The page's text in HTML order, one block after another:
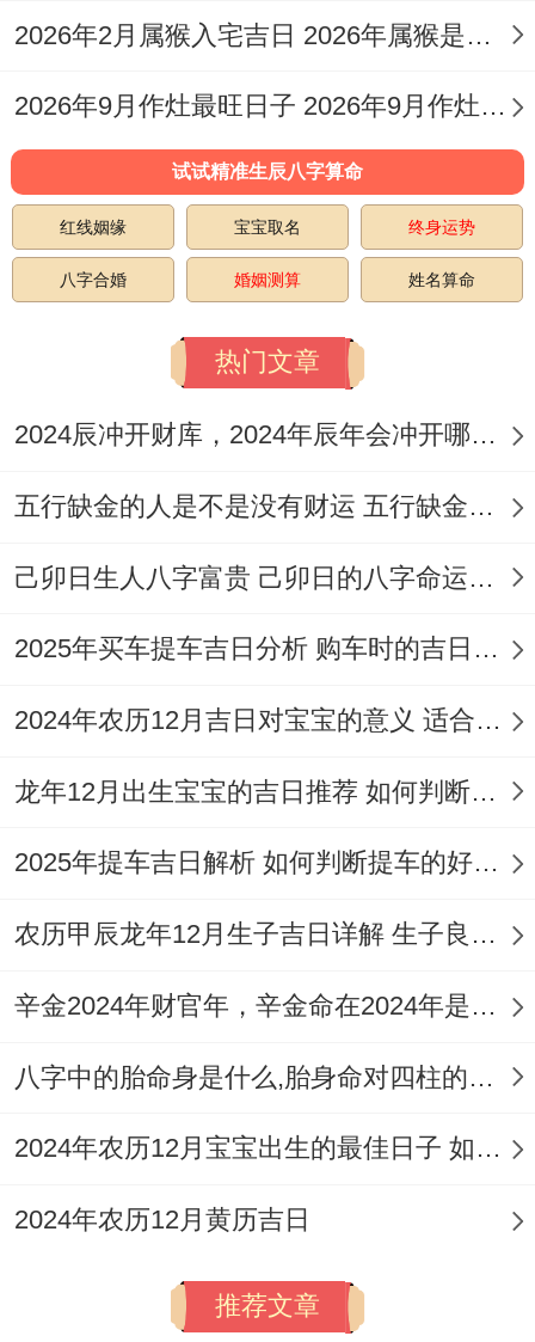
4.11月8日
（星期一，农历十月初一）
宜：安床、祭祀、开池、补垣、入殓、移
柩、破土、启钻、乔迁、搬家、结婚、掘
井、作灶、出火、进人口、开业、开光。
适合人群:餐饮行业开业、家庭炉灶更新者！
合人口增添及火相关事宜！冲龙煞北,属龙者
忌动土！
5.11月11日
宜：祈福、求嗣、出行、求财、结婚、安
葬、装修、盖屋、搬家、作灶、安床、乔
11-13点（求财仪式）
适合人群：外贸行业、跨境业务推进者！
研究:天德吉星高照，玄武值神利暗中布局，
易！
2026年2月属猴入宅吉日 2026年属猴是什么命
2026年9月作灶最旺日子 2026年9月作灶的日子
试试精准生辰八字算命
红线姻缘 宝宝取名 终身运势
八字合婚 婚姻测算 姓名算命
热门文章
2024辰冲开财库，2024年辰年会冲开哪些人的财库
五行缺金的人是不是没有财运 五行缺金的人命运好不好
己卯日生人八字富贵 己卯日的八字命运如何
2025年买车提车吉日分析 购车时的吉日与禁忌
2024年农历12月吉日对宝宝的意义 适合龙年宝宝出生的日子有哪些
龙年12月出生宝宝的吉日推荐 如何判断吉日是否适合宝宝
2025年提车吉日解析 如何判断提车的好日子
农历甲辰龙年12月生子吉日详解 生子良辰的影响因素
辛金2024年财官年，辛金命在2024年是财官年还是财印年
八字中的胎命身是什么,胎身命对四柱的影响
2024年农历12月宝宝出生的最佳日子 如何挑选适合的吉日
2024年农历12月黄历吉日
推荐文章